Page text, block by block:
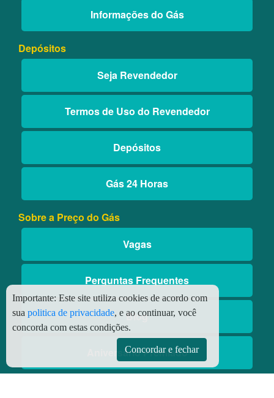
Informações do Gás
Depósitos
Seja Revendedor
Termos de Uso do Revendedor
Depósitos
Gás 24 Horas
Sobre a Preço do Gás
Vagas
Perguntas Frequentes
Blog
Aniversário Premiado
Importante: Este site utiliza cookies de acordo com
sua politica de privacidade, e ao continuar, você
concorda com estas condições.
Concordar e fechar